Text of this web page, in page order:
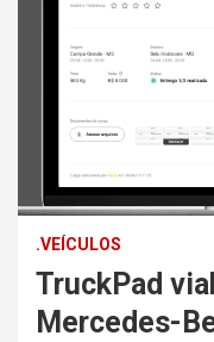
.VEÍCULOS
TruckPad
Mercedes-